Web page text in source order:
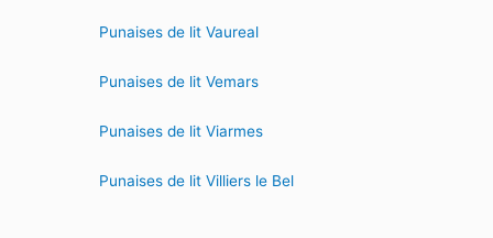
Punaises de lit Vaureal
Punaises de lit Vemars
Punaises de lit Viarmes
Punaises de lit Villiers le Bel